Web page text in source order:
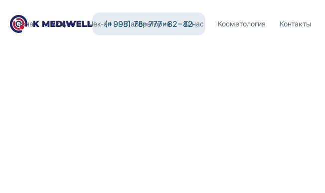
(+998) 78−777−82−82
Главная Услуги Чек-ап Лаборатория О нас Косметология Контакты